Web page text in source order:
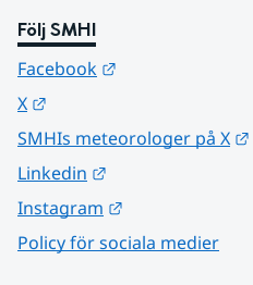
Följ SMHI
Facebook
X
SMHIs meteorologer på X
Linkedin
Instagram
Policy för sociala medier